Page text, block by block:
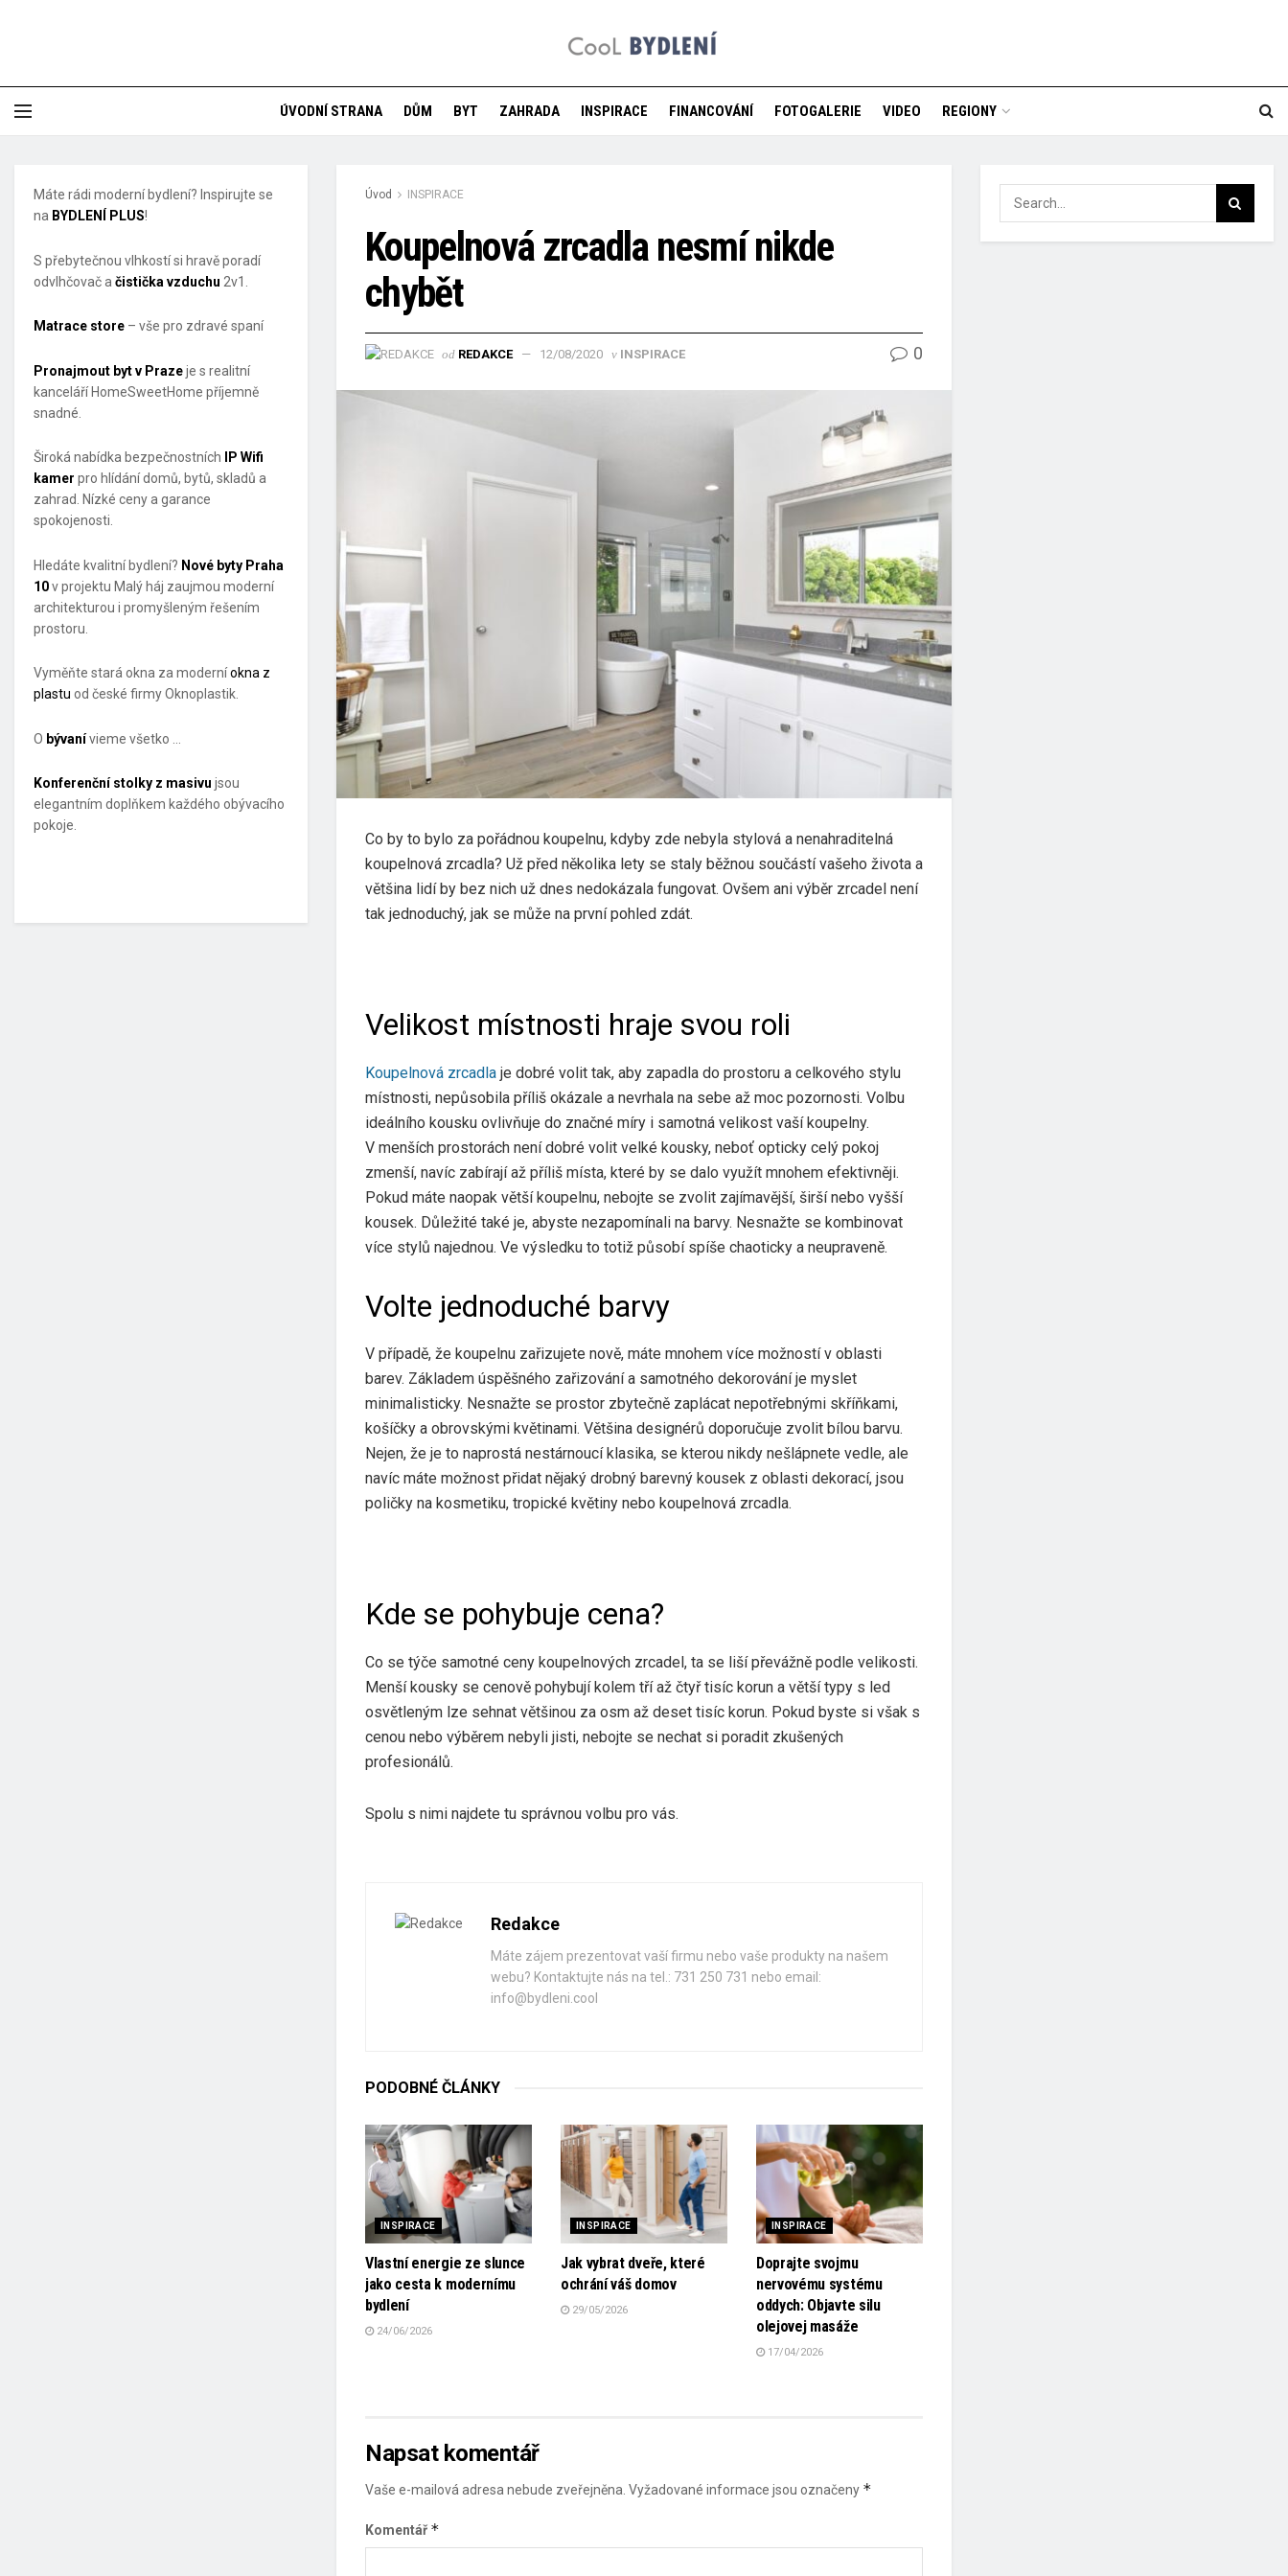
ÚVODNÍ STRANA DŮM BYT ZAHRADA INSPIRACE FINANCOVÁNÍ FOTOGALERIE VIDEO REGIONY
Úvod INSPIRACE
Koupelnová zrcadla nesmí nikde
chybět
od REDAKCE 12/08/2020 v INSPIRACE 0
Co by to bylo za pořádnou koupelnu, kdyby zde nebyla stylová a nenahraditelná
koupelnová zrcadla? Už před několika lety se staly běžnou součástí vašeho života a
většina lidí by bez nich už dnes nedokázala fungovat. Ovšem ani výběr zrcadel není
tak jednoduchý, jak se může na první pohled zdát.
Velikost místnosti hraje svou roli
Koupelnová zrcadla je dobré volit tak, aby zapadla do prostoru a celkového stylu
místnosti, nepůsobila příliš okázale a nevrhala na sebe až moc pozornosti. Volbu
ideálního kousku ovlivňuje do značné míry i samotná velikost vaší koupelny.
V menších prostorách není dobré volit velké kousky, neboť opticky celý pokoj
zmenší, navíc zabírají až příliš místa, které by se dalo využít mnohem efektivněji.
Pokud máte naopak větší koupelnu, nebojte se zvolit zajímavější, širší nebo vyšší
kousek. Důležité také je, abyste nezapomínali na barvy. Nesnažte se kombinovat
více stylů najednou. Ve výsledku to totiž působí spíše chaoticky a neupraveně.
Volte jednoduché barvy
V případě, že koupelnu zařizujete nově, máte mnohem více možností v oblasti
barev. Základem úspěšného zařizování a samotného dekorování je myslet
minimalisticky. Nesnažte se prostor zbytečně zaplácat nepotřebnými skříňkami,
košíčky a obrovskými květinami. Většina designérů doporučuje zvolit bílou barvu.
Nejen, že je to naprostá nestárnoucí klasika, se kterou nikdy nešlápnete vedle, ale
navíc máte možnost přidat nějaký drobný barevný kousek z oblasti dekorací, jsou
poličky na kosmetiku, tropické květiny nebo koupelnová zrcadla.
Kde se pohybuje cena?
Co se týče samotné ceny koupelnových zrcadel, ta se liší převážně podle velikosti.
Menší kousky se cenově pohybují kolem tří až čtyř tisíc korun a větší typy s led
osvětleným lze sehnat většinou za osm až deset tisíc korun. Pokud byste si však s
cenou nebo výběrem nebyli jisti, nebojte se nechat si poradit zkušených
profesionálů.
Spolu s nimi najdete tu správnou volbu pro vás.
Redakce
Máte zájem prezentovat vaší firmu nebo vaše produkty na našem
webu? Kontaktujte nás na tel.: 731 250 731 nebo email:
info@bydleni.cool
PODOBNÉ ČLÁNKY
INSPIRACE
Vlastní energie ze slunce
jako cesta k modernímu
bydlení
24/06/2026
INSPIRACE
Jak vybrat dveře, které
ochrání váš domov
29/05/2026
INSPIRACE
Doprajte svojmu
nervovému systému
oddych: Objavte silu
olejovej masáže
17/04/2026
Napsat komentář
Vaše e-mailová adresa nebude zveřejněna. Vyžadované informace jsou označeny *
Komentář *
Máte rádi moderní bydlení? Inspirujte se
na BYDLENÍ PLUS!
S přebytečnou vlhkostí si hravě poradí
odvlhčovač a čistička vzduchu 2v1.
Matrace store – vše pro zdravé spaní
Pronajmout byt v Prazeje s realitní
kanceláří HomeSweetHome příjemně
snadné.
Široká nabídka bezpečnostních
IP Wifi
kamer pro hlídání domů, bytů, skladů a
zahrad. Nízké ceny a garance
spokojenosti.
Hledáte kvalitní bydlení? Nové byty Praha
10v projektu Malý háj zaujmou moderní
architekturou i promyšleným řešením
prostoru.
Vyměňte stará okna za moderníokna z
plastu od české firmy Oknoplastik.
O bývanívieme všetko …
Konferenční stolky z masivu jsou
elegantním doplňkem každého obývacího
pokoje.